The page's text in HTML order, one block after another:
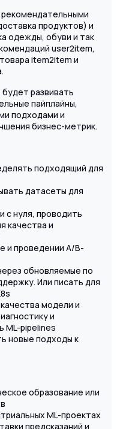
продуктов) и
одежды, обуви и так
user2item,
item2item и
развивать
пайплайны,
подходами и
бизнес-метрик.
подходящий для
датасеты для
c нуля, проводить
качества и
и проведении A/B-
обновляемые по
Или писать для
модели и
и
ML-pipelines
новые подходы к
образование или
ML-проектах
предсказаний и